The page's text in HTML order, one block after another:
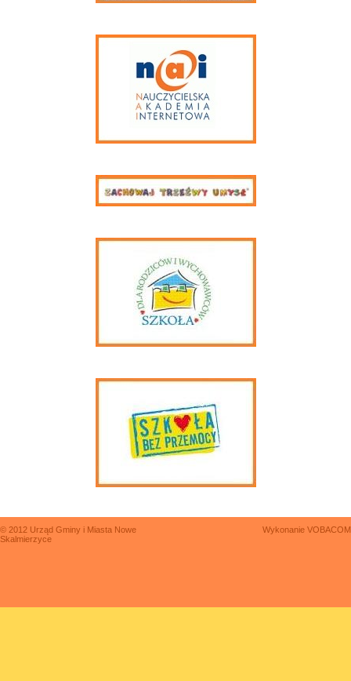
© 2012 Urząd Gminy i Miasta Nowe
Skalmierzyce
Wykonanie VOBACOM